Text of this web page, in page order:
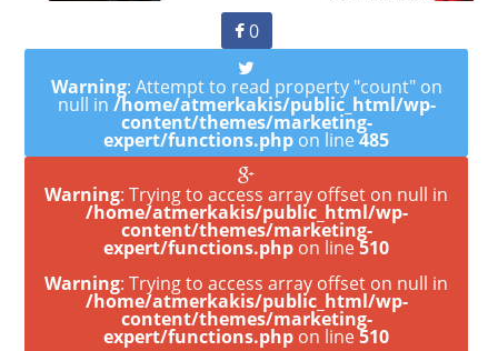
0
Warning: Attempt to read property "count" on
null in /home/atmerkakis/public_html/wp-
content/themes/marketing-
expert/functions.php on line485
Warning: Trying to access array offset on null in
/home/atmerkakis/public_html/wp-
content/themes/marketing-
expert/functions.php on line510
Warning: Trying to access array offset on null in
/home/atmerkakis/public_html/wp-
content/themes/marketing-
expert/functions.php on line510